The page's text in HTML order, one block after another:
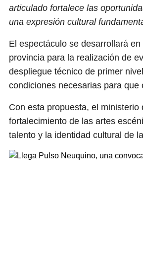
articulado fortalece las
una expresión cultural
El espectáculo se desarrollará
provincia para la realización de
despliegue técnico de primer
condiciones necesarias para
Con esta propuesta, el
fortalecimiento de las artes
talento y la identidad cultural de